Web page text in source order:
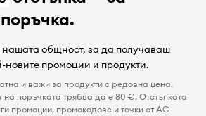
общност, за да получаваш
промоции и продукти.
и важи за продукти с редовна цена.
на поръчката трябва да е 80 €. Отстъпката
промоции, промокодове и точки от AC